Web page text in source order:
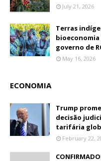
July 21, 2026
Terras
bioeconomia
governo de
May 16, 2026
ECONOMIA
Trump
decisão
tarifária
February 22,